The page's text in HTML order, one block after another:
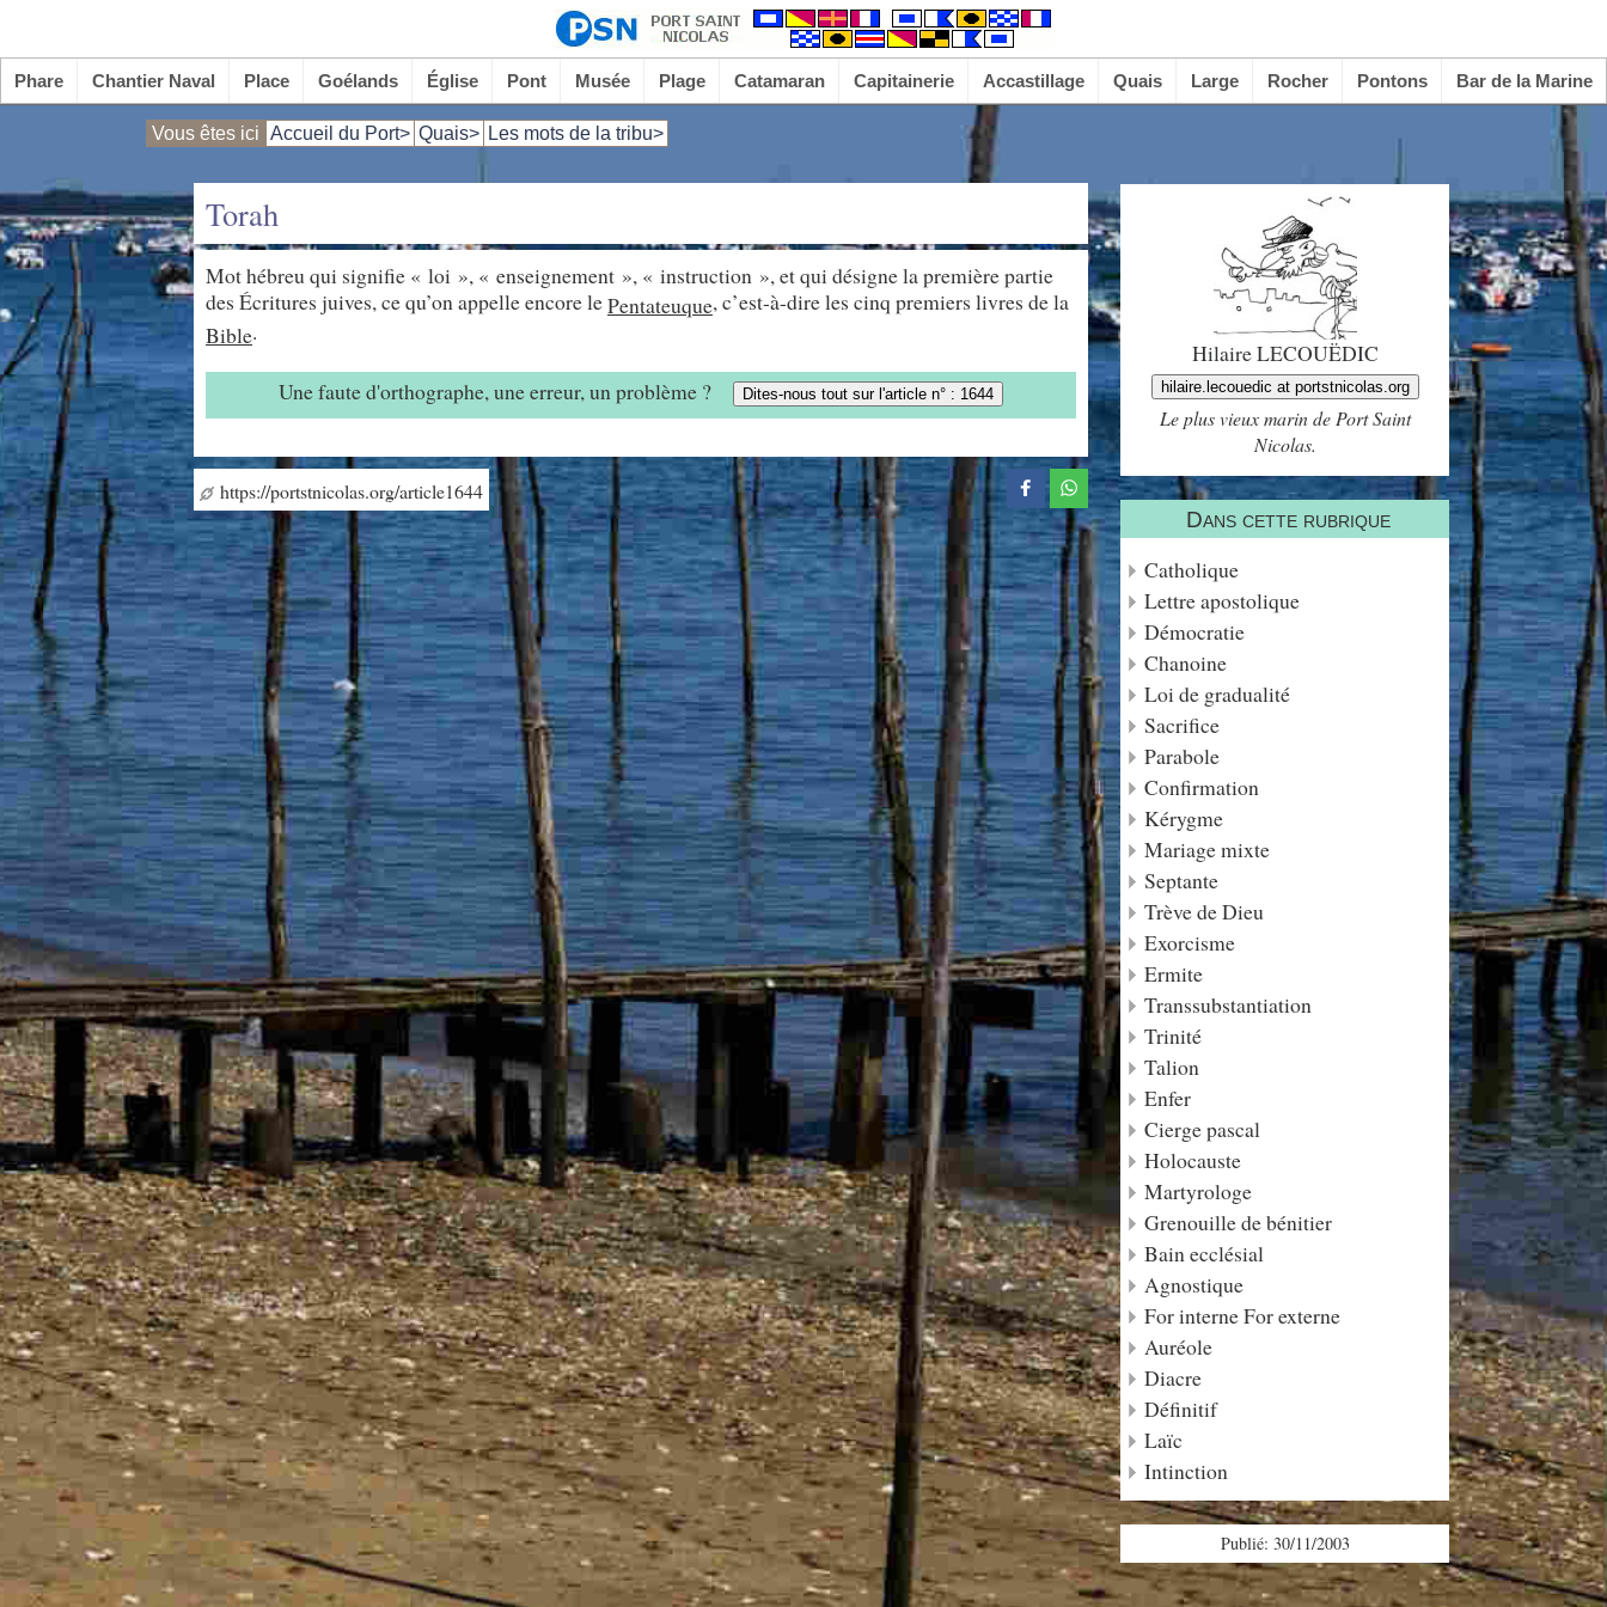
Phare Chantier Naval Place Goélands Église Pont Musée Plage Catamaran Capitainerie Accastillage Quais Large Rocher Pontons Bar de la Marine
Vous êtes ici Accueil du Port> Quais> Les mots de la tribu>
Torah
Mot hébreu qui signifie « loi », « enseignement », « instruction », et qui désigne la première partie
des Écritures juives, ce qu’on appelle encore lePentateuque, c’est-à-dire les cinq premiers livres de la
Bible.
Une faute d'orthographe, une erreur, un problème ? Dites-nous tout sur l'article n° : 1644
https://portstnicolas.org/article1644
Hilaire LECOUËDIC
hilaire.lecouedic at portstnicolas.org
Le plus vieux marin de Port Saint
Nicolas.
Dans cette rubrique
Catholique
Lettre apostolique
Démocratie
Chanoine
Loi de gradualité
Sacrifice
Parabole
Confirmation
Kérygme
Mariage mixte
Septante
Trève de Dieu
Exorcisme
Ermite
Transsubstantiation
Trinité
Talion
Enfer
Cierge pascal
Holocauste
Martyrologe
Grenouille de bénitier
Bain ecclésial
Agnostique
For interne For externe
Auréole
Diacre
Définitif
Laïc
Intinction
Publié: 30/11/2003